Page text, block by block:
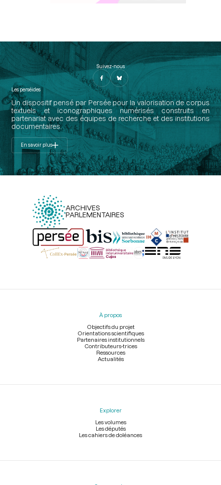
Suivez-nous
Les perséides
Un dispositif pensé par Persée pour la valorisation de corpus
textuels et iconographiques numérisés construits en
partenariat avec des équipes de recherche et des institutions
documentaires.
En savoir plus
ARCHIVES
PARLEMENTAIRES
Menu
À propos
Objectifs du projet
Orientations scientifiques
Partenaires institutionnels
Contributeurs-trices
Ressources
Actualités
Explorer
Les volumes
Les députés
Les cahiers de doléances